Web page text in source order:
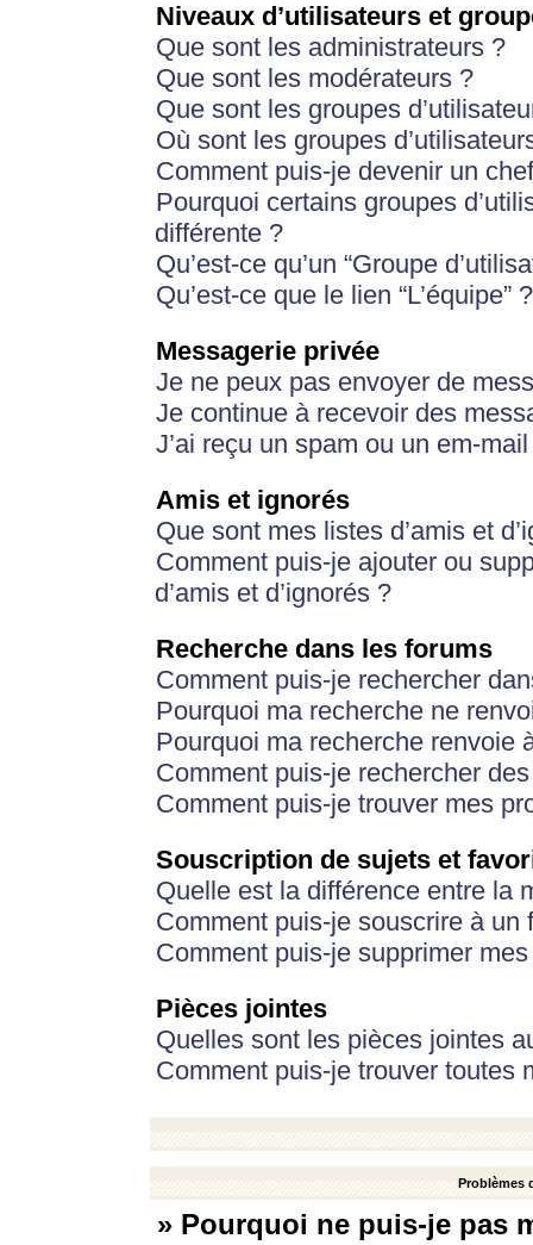
Niveaux d’utilisateurs et
Que sont les administrateurs ?
Que sont les modérateurs ?
Que sont les groupes
Où sont les groupes
Comment puis-je devenir un
Pourquoi certains groupes
différente ?
Qu’est-ce qu’un “Groupe
Qu’est-ce que le lien “L’équipe” ?
Messagerie privée
Je ne peux pas envoyer de
Je continue à recevoir des
J’ai reçu un spam ou un em-
Amis et ignorés
Que sont mes listes d’amis et
Comment puis-je ajouter ou
d’amis et d’ignorés ?
Recherche dans les forums
Comment puis-je rechercher
Pourquoi ma recherche ne
Pourquoi ma recherche renvoie
Comment puis-je rechercher
Comment puis-je trouver mes
Souscription de sujets et
Quelle est la différence entre la
Comment puis-je souscrire à
Comment puis-je supprimer
Pièces jointes
Quelles sont les pièces jointes
Comment puis-je trouver toutes
Problèmes
» Pourquoi ne puis-je pas